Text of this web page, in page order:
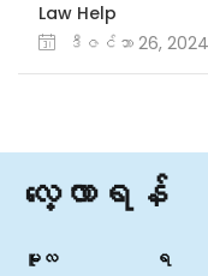
Law Help
ဒီဇင်ဘာ 26, 2024
လေ့လာရန်
မူလ
ရ